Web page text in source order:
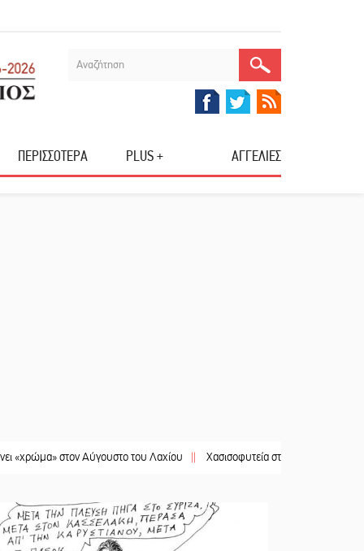
ΠΕΡΙΣΣΟΤΕΡΑ PLUS + ΑΓΓΕΛΙΕΣ
στον Αύγουστο του Λαχίου || Χασισοφυτεία στην Παλαιοπαναγιά